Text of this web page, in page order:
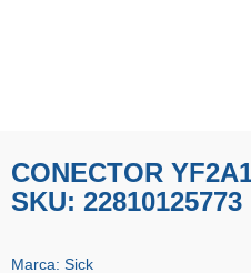
CONECTOR
SKU: 22810125773
Marca: Sick